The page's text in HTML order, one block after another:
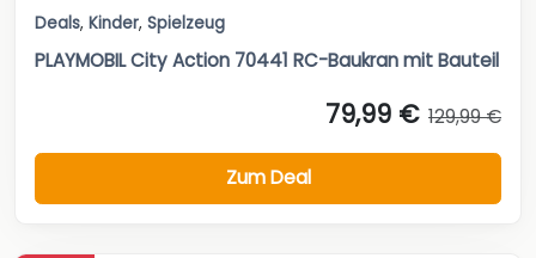
Deals, Kinder, Spielzeug
PLAYMOBIL City Action 70441 RC-Baukran mit Bauteil
79,99 € 129,99 €
Zum Deal